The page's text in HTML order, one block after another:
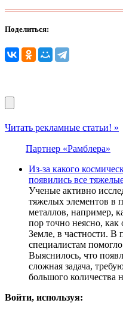
Поделиться:
Читать рекламные статьи! »
Партнер «Рамблера»
Из-за какого
появились все
Ученые активно
тяжелых элементов в
металлов, например,
пор точно неясно,
Земле, в частности. В
специалистам
Выяснилось, что
сложная задача,
большого количества
Войти, используя: